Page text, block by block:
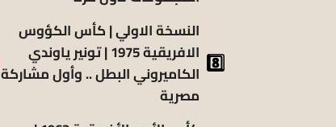
النسخة الاولي | كأس الكؤوس
الافريقية 1975 | تونير ياوندي
الكاميروني البطل .. وأول مشاركة
مصرية